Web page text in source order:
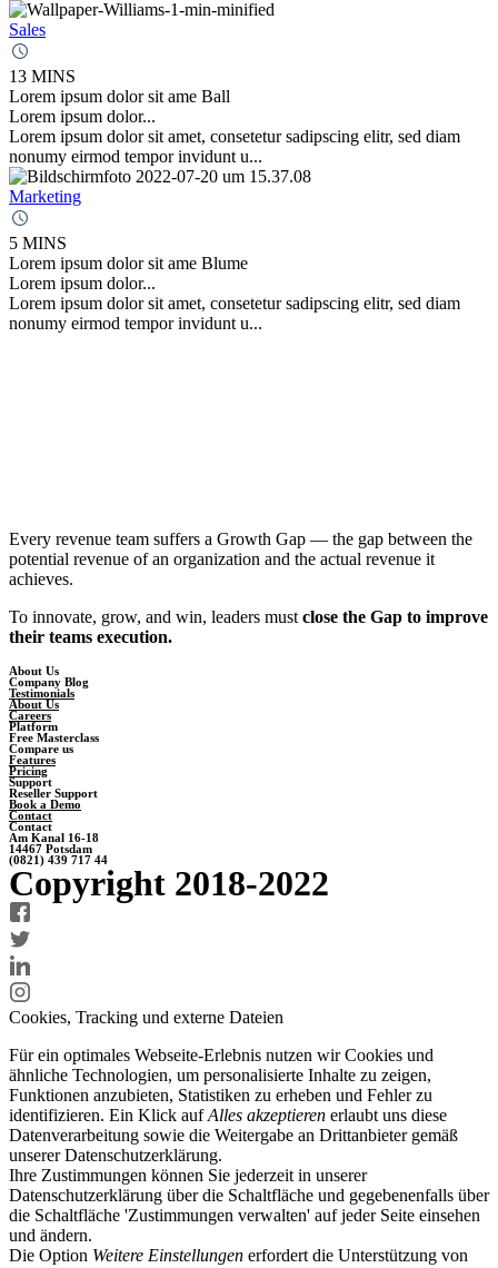
Sales
13 MINS
Lorem ipsum dolor sit ame Ball
Lorem ipsum dolor...
Lorem ipsum dolor sit amet, consetetur sadipscing elitr, sed diam
nonumy eirmod tempor invidunt u...
Marketing
5 MINS
Lorem ipsum dolor sit ame Blume
Lorem ipsum dolor...
Lorem ipsum dolor sit amet, consetetur sadipscing elitr, sed diam
nonumy eirmod tempor invidunt u...
Every revenue team suffers a Growth Gap — the gap between the
potential revenue of an organization and the actual revenue it
achieves.
To innovate, grow, and win, leaders must close the Gap to improve
their teams execution.
About Us
Company Blog
Testimonials
About Us
Careers
Platform
Free Masterclass
Compare us
Features
Pricing
Support
Reseller Support
Book a Demo
Contact
Contact
Am Kanal 16-18
14467 Potsdam
(0821) 439 717 44
Copyright 2018-2022
Cookies, Tracking und externe Dateien
Für ein optimales Webseite-Erlebnis nutzen wir Cookies und
ähnliche Technologien, um personalisierte Inhalte zu zeigen,
Funktionen anzubieten, Statistiken zu erheben und Fehler zu
identifizieren. Ein Klick aufAlles akzeptieren erlaubt uns diese
Datenverarbeitung sowie die Weitergabe an Drittanbieter gemäß
unserer Datenschutzerklärung.
Ihre Zustimmungen können Sie jederzeit in unserer
Datenschutzerklärung über die Schaltfläche und gegebenenfalls über
die Schaltfläche 'Zustimmungen verwalten' auf jeder Seite einsehen
und ändern.
Die Option Weitere Einstellungen erfordert die Unterstützung von